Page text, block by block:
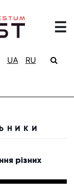
☰
UA RU
різних